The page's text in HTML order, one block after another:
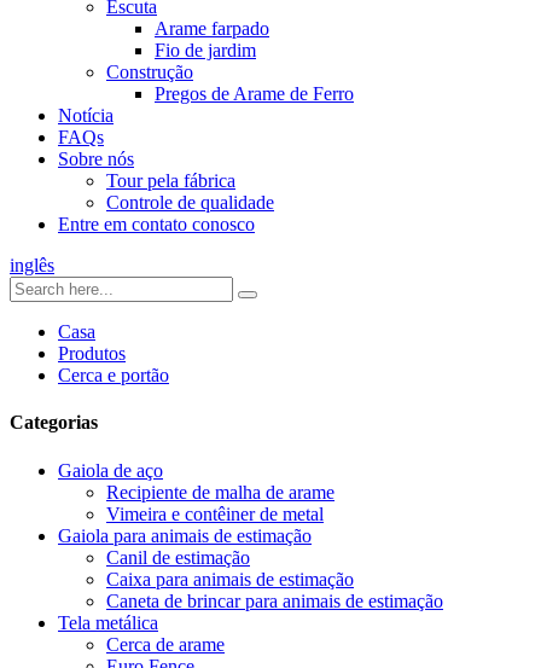
Escuta
Arame farpado
Fio de jardim
Construção
Pregos de Arame de Ferro
Notícia
FAQs
Sobre nós
Tour pela fábrica
Controle de qualidade
Entre em contato conosco
inglês
Casa
Produtos
Cerca e portão
Categorias
Gaiola de aço
Recipiente de malha de arame
Vimeira e contêiner de metal
Gaiola para animais de estimação
Canil de estimação
Caixa para animais de estimação
Caneta de brincar para animais de estimação
Tela metálica
Cerca de arame